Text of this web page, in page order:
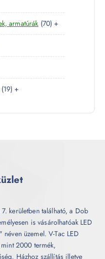
é
k
r
m
é
armatúrák 707
0
e
m
+
191
t
+
kerületben található, a Dob
is vásárolhatóak LED
üzemel. V-Tac LED
2000 termék,
Házhoz szállítás illetve